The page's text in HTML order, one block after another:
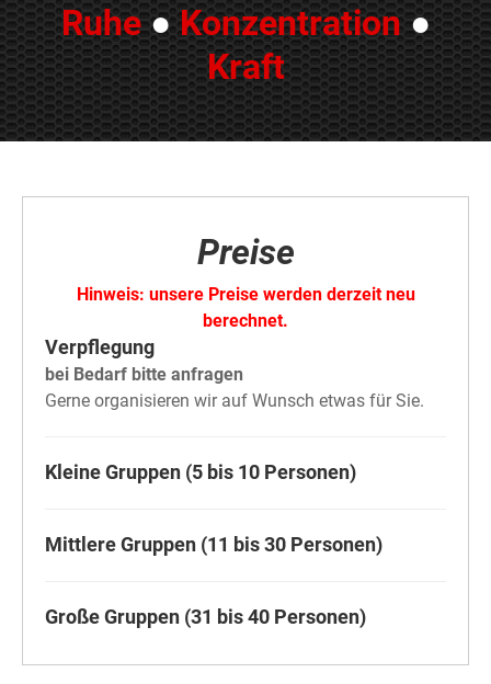
Ruhe ● Konzentration ●
Kraft
Preise
Hinweis: unsere Preise werden derzeit neu
berechnet.
Verpflegung
bei Bedarf bitte anfragen
Gerne organisieren wir auf Wunsch etwas für Sie.
Kleine Gruppen (5 bis 10 Personen)
Mittlere Gruppen (11 bis 30 Personen)
Große Gruppen (31 bis 40 Personen)